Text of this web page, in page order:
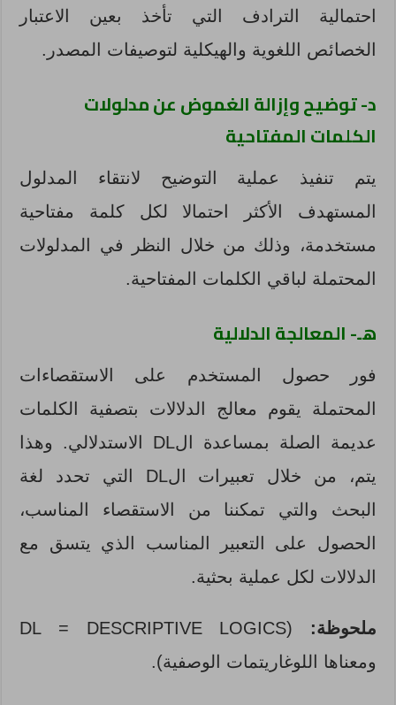
احتمالية الترادف التي تأخذ بعين الاعتبار
الخصائص اللغوية والهيكلية لتوصيفات المصدر.
د- توضيح وإزالة الغموض عن مدلولات
الكلمات المفتاحية
يتم تنفيذ عملية التوضيح لانتقاء المدلول
المستهدف الأكثر احتمالا لكل كلمة مفتاحية
مستخدمة، وذلك من خلال النظر في المدلولات
المحتملة لباقي الكلمات المفتاحية.
هـ- المعالجة الدلالية
فور حصول المستخدم على الاستقصاءات
المحتملة يقوم معالج الدلالات بتصفية الكلمات
عديمة الصلة بمساعدة الDL الاستدلالي
. وهذا
يتم، من خلال تعبيرات الDL التي تحدد لغة
البحث والتي تمكننا من الاستقصاء المناسب،
الحصول على التعبير المناسب الذي يتسق مع
الدلالات لكل عملية بحثية.
ملحوظة:
(DL = DESCRIPTIVE LOGICS
ومعناها اللوغاريتمات الوصفية).